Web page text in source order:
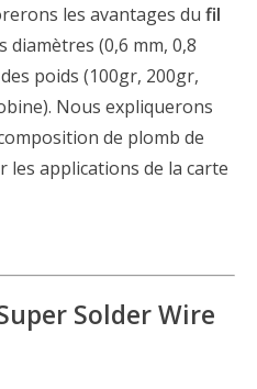
les avantages du fil
diamètres (0,6 mm, 0,8
poids (100gr, 200gr,
Nous expliquerons
de plomb de
les applications de la carte
Solder Wire